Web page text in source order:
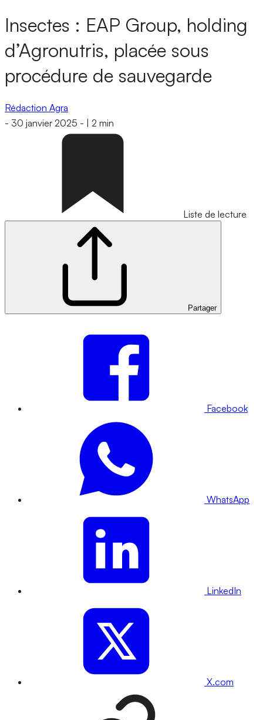
Insectes : EAP Group, holding
d’Agronutris, placée sous
procédure de sauvegarde
Rédaction Agra
- 30 janvier 2025 - 2 min
Liste de lecture
Partager
Facebook
WhatsApp
LinkedIn
X.com